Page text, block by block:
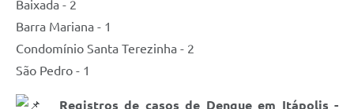
Baixada - 2
Barra Mariana - 1
Condomínio Santa Terezinha - 2
São Pedro - 1
Registros de casos de Dengue em Itápolis -